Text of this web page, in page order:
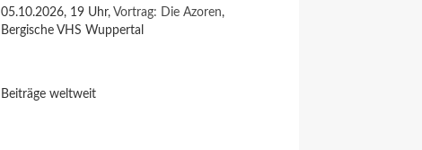
05.10.2026, 19 Uhr, Vortrag: Die Azoren,
Bergische VHS Wuppertal
Beiträge weltweit